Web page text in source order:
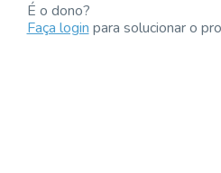
É o dono?
Faça loginpara solucionar o